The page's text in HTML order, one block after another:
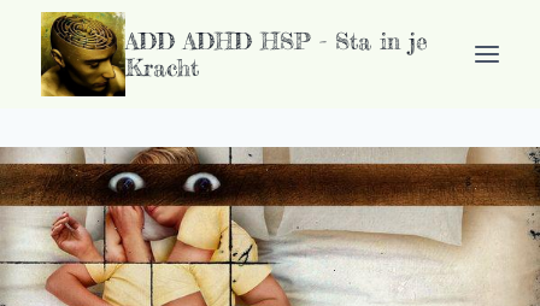
ADD ADHD HSP - Sta in je
Kracht